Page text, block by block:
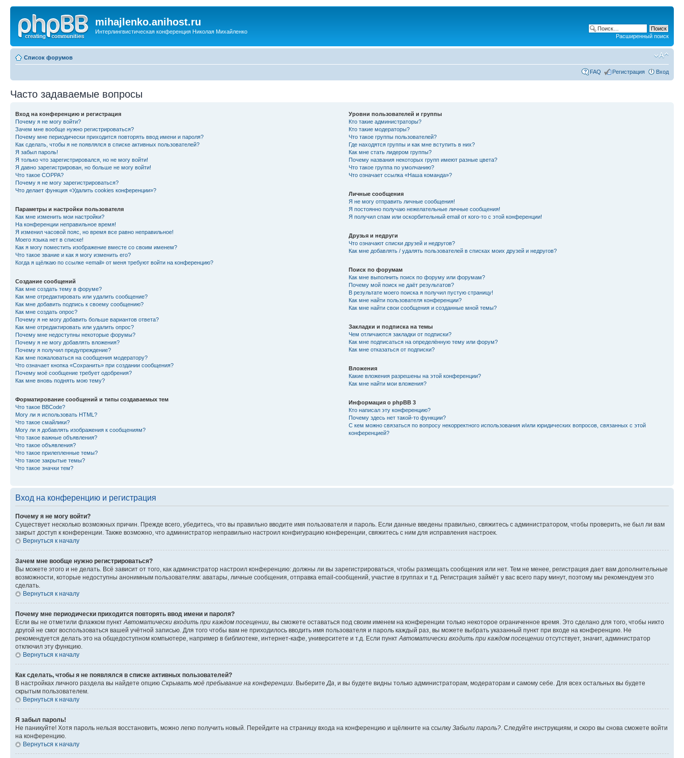
mihajlenko.anihost.ru
Интерлингвистическая конференция Николая Михайленко
Расширенный поиск
Список форумов
FAQ Регистрация Вход
Часто задаваемые вопросы
Вход на конференцию и регистрация
Почему я не могу войти?
Зачем мне вообще нужно регистрироваться?
Почему мне периодически приходится повторять ввод имени и пароля?
Как сделать, чтобы я не появлялся в списке активных пользователей?
Я забыл пароль!
Я только что зарегистрировался, но не могу войти!
Я давно зарегистрирован, но больше не могу войти!
Что такое COPPA?
Почему я не могу зарегистрироваться?
Что делает функция «Удалить cookies конференции»?
Параметры и настройки пользователя
Как мне изменить мои настройки?
На конференции неправильное время!
Я изменил часовой пояс, но время все равно неправильное!
Моего языка нет в списке!
Как я могу поместить изображение вместе со своим именем?
Что такое звание и как я могу изменить его?
Когда я щёлкаю по ссылке «email» от меня требуют войти на конференцию?
Создание сообщений
Как мне создать тему в форуме?
Как мне отредактировать или удалить сообщение?
Как мне добавить подпись к своему сообщению?
Как мне создать опрос?
Почему я не могу добавить больше вариантов ответа?
Как мне отредактировать или удалить опрос?
Почему мне недоступны некоторые форумы?
Почему я не могу добавлять вложения?
Почему я получил предупреждение?
Как мне пожаловаться на сообщения модератору?
Что означает кнопка «Сохранить» при создании сообщения?
Почему моё сообщение требует одобрения?
Как мне вновь поднять мою тему?
Форматирование сообщений и типы создаваемых тем
Что такое BBCode?
Могу ли я использовать HTML?
Что такое смайлики?
Могу ли я добавлять изображения к сообщениям?
Что такое важные объявления?
Что такое объявления?
Что такое прилепленные темы?
Что такое закрытые темы?
Что такое значки тем?
Уровни пользователей и группы
Кто такие администраторы?
Кто такие модераторы?
Что такое группы пользователей?
Где находятся группы и как мне вступить в них?
Как мне стать лидером группы?
Почему названия некоторых групп имеют разные цвета?
Что такое группа по умолчанию?
Что означает ссылка «Наша команда»?
Личные сообщения
Я не могу отправить личные сообщения!
Я постоянно получаю нежелательные личные сообщения!
Я получил спам или оскорбительный email от кого-то с этой конференции!
Друзья и недруги
Что означают списки друзей и недругов?
Как мне добавлять / удалять пользователей в списках моих друзей и недругов?
Поиск по форумам
Как мне выполнить поиск по форуму или форумам?
Почему мой поиск не даёт результатов?
В результате моего поиска я получил пустую страницу!
Как мне найти пользователя конференции?
Как мне найти свои сообщения и созданные мной темы?
Закладки и подписка на темы
Чем отличаются закладки от подписки?
Как мне подписаться на определённую тему или форум?
Как мне отказаться от подписки?
Вложения
Какие вложения разрешены на этой конференции?
Как мне найти мои вложения?
Информация о phpBB 3
Кто написал эту конференцию?
Почему здесь нет такой-то функции?
С кем можно связаться по вопросу некорректного использования и/или юридических вопросов, связанных с этой
конференцией?
Вход на конференцию и регистрация
Почему я не могу войти?
Существует несколько возможных причин. Прежде всего, убедитесь, что вы правильно вводите имя пользователя и пароль. Если данные введены правильно, свяжитесь с администратором, чтобы проверить, не был ли вам
закрыт доступ к конференции. Также возможно, что администратор неправильно настроил конфигурацию конференции, свяжитесь с ним для исправления настроек.
Вернуться к началу
Зачем мне вообще нужно регистрироваться?
Вы можете этого и не делать. Всё зависит от того, как администратор настроил конференцию: должны ли вы зарегистрироваться, чтобы размещать сообщения или нет. Тем не менее, регистрация дает вам дополнительные
возможности, которые недоступны анонимным пользователям: аватары, личные сообщения, отправка email-сообщений, участие в группах и т.д. Регистрация займёт у вас всего пару минут, поэтому мы рекомендуем это
сделать.
Вернуться к началу
Почему мне периодически приходится повторять ввод имени и пароля?
Если вы не отметили флажком пункт Автоматически входить при каждом посещении , вы сможете оставаться под своим именем на конференции только некоторое ограниченное время. Это сделано для того, чтобы никто
другой не смог воспользоваться вашей учётной записью. Для того чтобы вам не приходилось вводить имя пользователя и пароль каждый раз, вы можете выбрать указанный пункт при входе на конференцию. Не
рекомендуется делать это на общедоступном компьютере, например в библиотеке, интернет-кафе, университете и т.д. Если пункт Автоматически входить при каждом посещении отсутствует, значит, администратор
отключил эту функцию.
Вернуться к началу
Как сделать, чтобы я не появлялся в списке активных пользователей?
В настройках личного раздела вы найдете опцию Скрывать моё пребывание на конференции . Выберите Да , и вы будете видны только администраторам, модераторам и самому себе. Для всех остальных вы будете
скрытым пользователем.
Вернуться к началу
Я забыл пароль!
Не паникуйте! Хотя пароль нельзя восстановить, можно легко получить новый. Перейдите на страницу входа на конференцию и щёлкните на ссылку Забыли пароль? . Следуйте инструкциям, и скоро вы снова сможете войти
на конференцию.
Вернуться к началу